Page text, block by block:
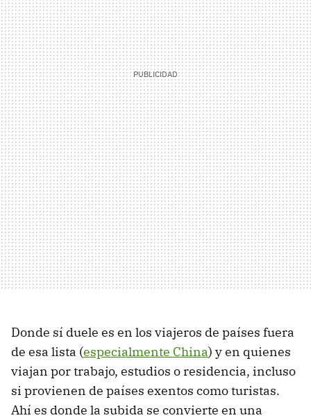
Donde sí duele es en los viajeros de países fuera
de esa lista (especialmente China) y en quienes
viajan por trabajo, estudios o residencia, incluso
si provienen de países exentos como turistas.
Ahí es donde la subida se convierte en una